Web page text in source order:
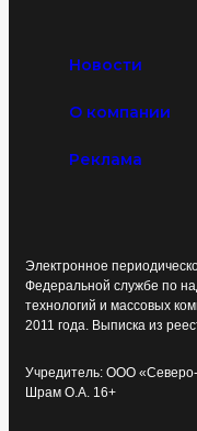
Новости
О компании
Реклама
Электронное
Федеральной службе по
технологий и массовых
2011 года. Выписка из
Учредитель: ООО
Шрам О.А. 16+